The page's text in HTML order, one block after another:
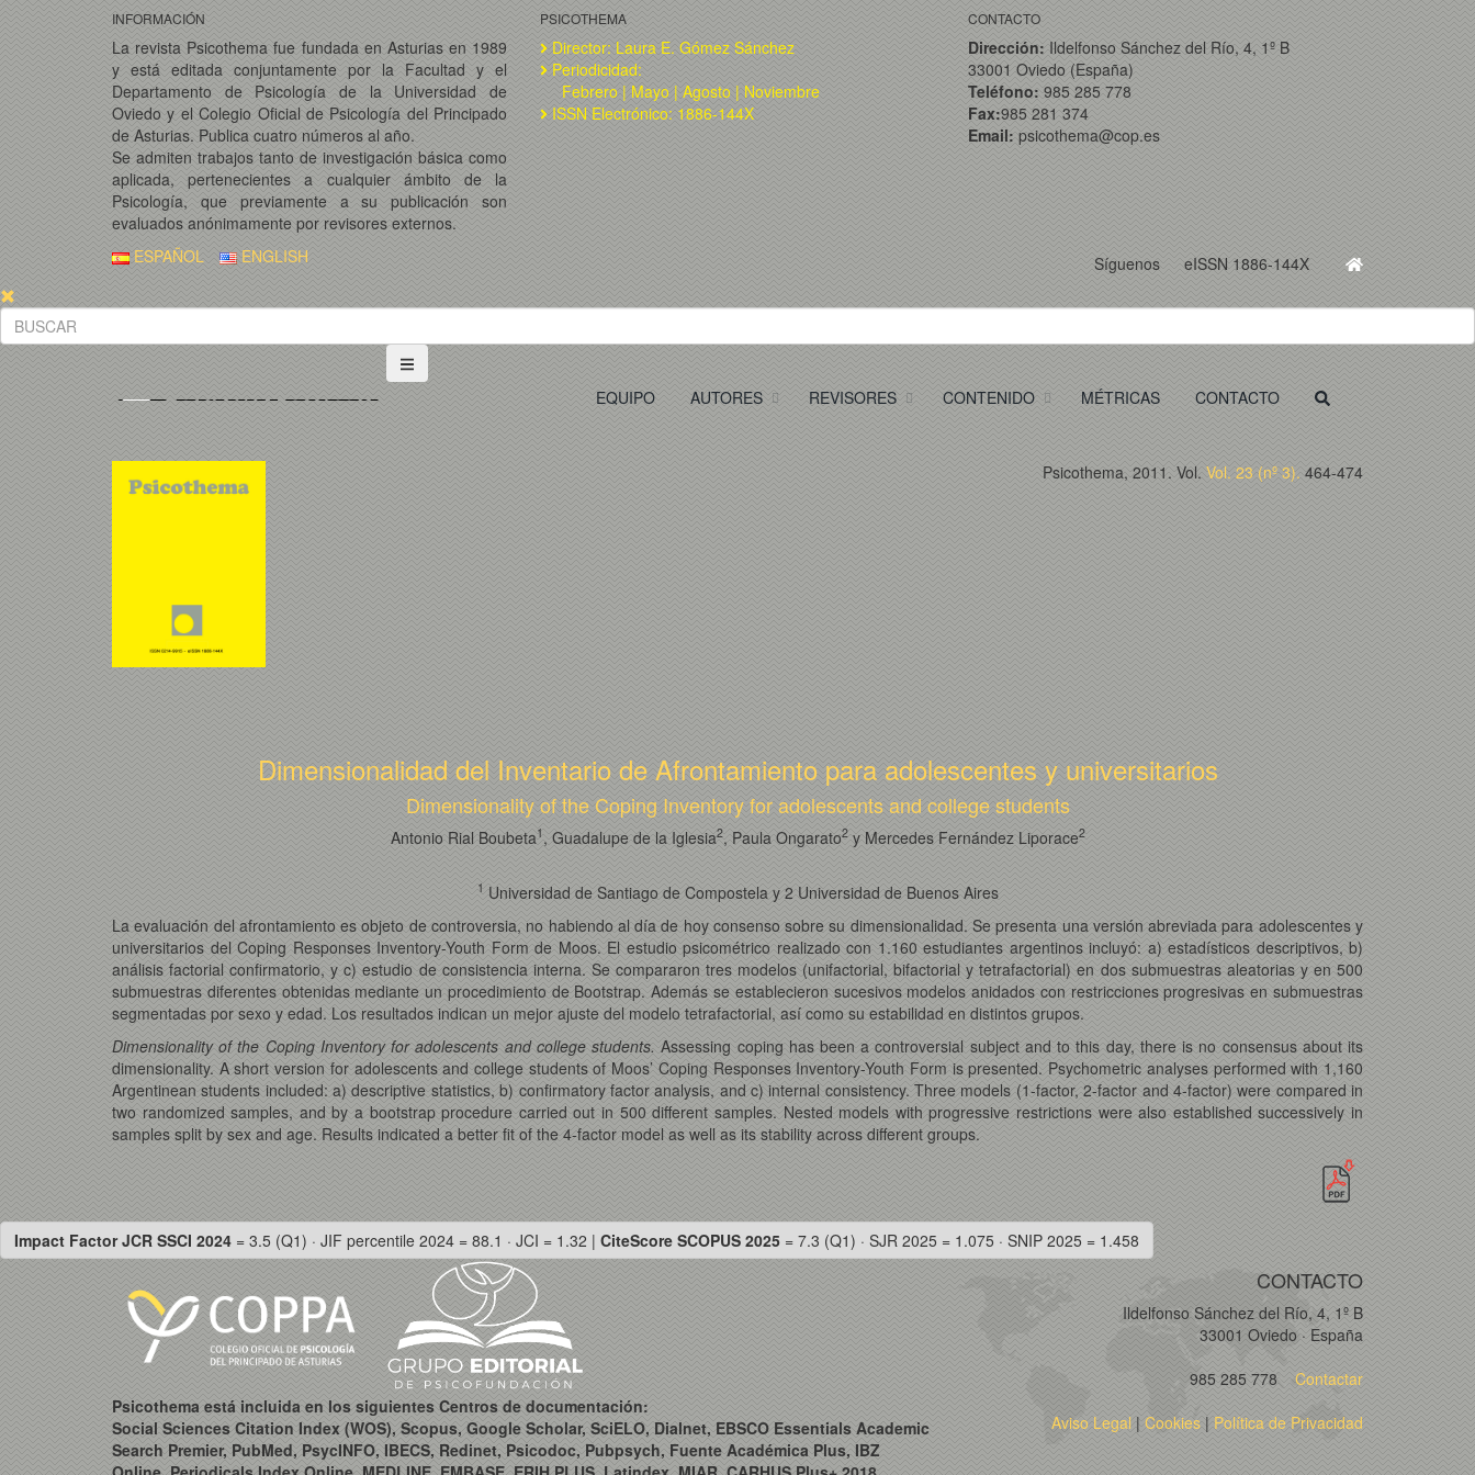
INFORMACIÓN
La revista Psicothema fue fundada en Asturias en 1989
y está editada conjuntamente por la Facultad y el
Departamento de Psicología de la Universidad de
Oviedo y el Colegio Oficial de Psicología del Principado
de Asturias. Publica cuatro números al año.
Se admiten trabajos tanto de investigación básica como
aplicada, pertenecientes a cualquier ámbito de la
Psicología, que previamente a su publicación son
evaluados anónimamente por revisores externos.
PSICOTHEMA
Director: Laura E. Gómez Sánchez
Periodicidad:
Febrero | Mayo | Agosto | Noviembre
ISSN Electrónico: 1886-144X
CONTACTO
Dirección: Ildelfonso Sánchez del Río, 4, 1º B
33001 Oviedo (España)
Teléfono: 985 285 778
Fax:985 281 374
Email: psicothema@cop.es
Síguenos eISSN 1886-144X
ESPAÑOL ENGLISH
EQUIPO AUTORES REVISORES CONTENIDO MÉTRICAS CONTACTO
Psicothema, 2011. Vol. Vol. 23 (nº 3). 464-474
Dimensionalidad del Inventario de Afrontamiento para adolescentes y universitarios
Dimensionality of the Coping Inventory for adolescents and college students
Antonio Rial Boubeta1 , Guadalupe de la Iglesia2, Paula Ongarato2y Mercedes Fernández Liporace2
1 Universidad de Santiago de Compostela y 2 Universidad de Buenos Aires
La evaluación del afrontamiento es objeto de controversia, no habiendo al día de hoy consenso sobre su dimensionalidad. Se presenta una versión abreviada para adolescentes y
universitarios del Coping Responses Inventory-Youth Form de Moos. El estudio psicométrico realizado con 1.160 estudiantes argentinos incluyó: a) estadísticos descriptivos, b)
análisis factorial confirmatorio, y c) estudio de consistencia interna. Se compararon tres modelos (unifactorial, bifactorial y tetrafactorial) en dos submuestras aleatorias y en 500
submuestras diferentes obtenidas mediante un procedimiento de Bootstrap. Además se establecieron sucesivos modelos anidados con restricciones progresivas en submuestras
segmentadas por sexo y edad. Los resultados indican un mejor ajuste del modelo tetrafactorial, así como su estabilidad en distintos grupos.
Dimensionality of the Coping Inventory for adolescents and college students.Assessing coping has been a controversial subject and to this day, there is no consensus about its
dimensionality. A short version for adolescents and college students of Moos’ Coping Responses Inventory-Youth Form is presented. Psychometric analyses performed with 1,160
Argentinean students included: a) descriptive statistics, b) confirmatory factor analysis, and c) internal consistency. Three models (1-factor, 2-factor and 4-factor) were compared in
two randomized samples, and by a bootstrap procedure carried out in 500 different samples. Nested models with progressive restrictions were also established successively in
samples split by sex and age. Results indicated a better fit of the 4-factor model as well as its stability across different groups.
Impact Factor JCR SSCI 2024 = 3.5 (Q1) · JIF percentile 2024 = 88.1 · JCI = 1.32 | CiteScore SCOPUS 2025 = 7.3 (Q1) · SJR 2025 = 1.075 · SNIP 2025 = 1.458
Psicothema está incluida en los siguientes Centros de documentación:
Social Sciences Citation Index (WOS), Scopus, Google Scholar, SciELO, Dialnet, EBSCO Essentials Academic
Search Premier, PubMed, PsycINFO, IBECS, Redinet, Psicodoc, Pubpsych, Fuente Académica Plus, IBZ
CONTACTO
Ildelfonso Sánchez del Río, 4, 1º B
33001 Oviedo · España
985 285 778 Contactar
Aviso Legal | Cookies | Política de Privacidad